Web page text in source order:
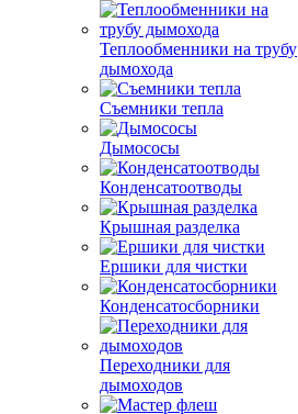
Теплообменники на трубу
дымохода
Съемники тепла
Дымососы
Конденсатоотводы
Крышная разделка
Ершики для чистки
Конденсатосборники
Переходники для
дымоходов